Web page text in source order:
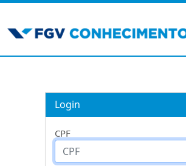
Login
CPF